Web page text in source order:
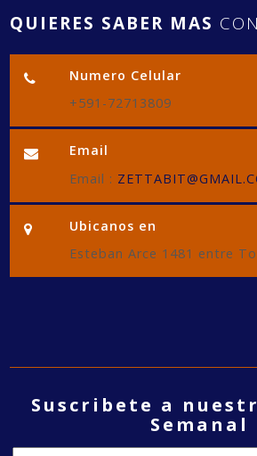
QUIERES SABER MAS
Numero Celular
+591-72713809
Email
Email :
Ubicanos en
Esteban Arce 1481 entre
Suscribete a
Semanal